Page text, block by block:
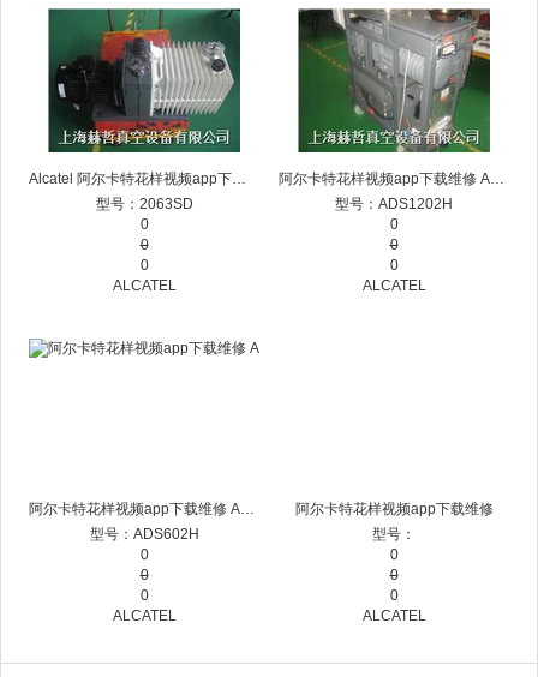
Alcatel 阿尔卡特花样视频app下载维修
型号：2063SD
0
0
0
ALCATEL
阿尔卡特花样视频app下载维修 ADS1202H
型号：ADS1202H
0
0
0
ALCATEL
阿尔卡特花样视频app下载维修 ADS602H
型号：ADS602H
0
0
0
ALCATEL
阿尔卡特花样视频app下载维修
型号：
0
0
0
ALCATEL